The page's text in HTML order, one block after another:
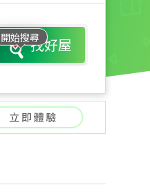
開始搜尋
找好屋